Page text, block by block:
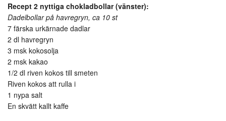
Recept 2 nyttiga chokladbollar (vänster):
Dadelbollar på havregryn, ca 10 st
7 färska urkärnade dadlar
2 dl havregryn
3 msk kokosolja
2 msk kakao
1/2 dl riven kokos till smeten
Riven kokos att rulla i
1 nypa salt
En skvätt kallt kaffe